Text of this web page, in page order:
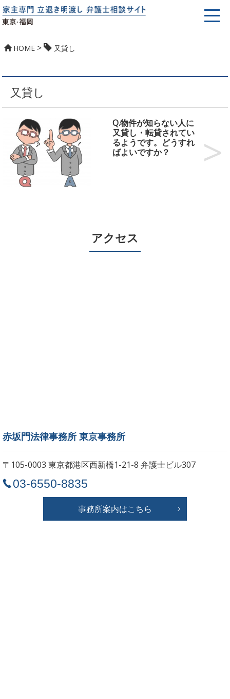
HOME > 又貸し
又貸し
Q.物件が知らない人に
又貸し・転貸されてい
るようです。どうすれ
ばよいですか？
アクセス
赤坂門法律事務所 東京事務所
〒105-0003 東京都港区西新橋1-21-8 弁護士ビル307
03-6550-8835
事務所案内はこちら